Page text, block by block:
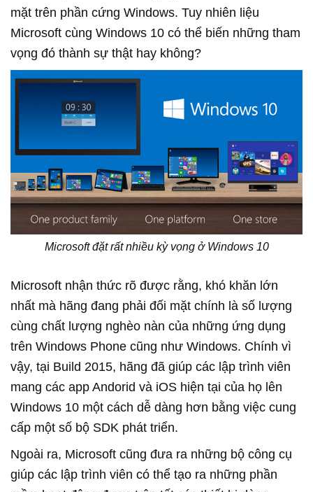
mặt trên phần cứng Windows. Tuy nhiên liệu
Microsoft cùng Windows 10 có thể biến những tham
vọng đó thành sự thật hay không?
Microsoft đặt rất nhiều kỳ vọng ở Windows 10
Microsoft nhận thức rõ được rằng, khó khăn lớn
nhất mà hãng đang phải đối mặt chính là số lượng
cùng chất lượng nghèo nàn của những ứng dụng
trên Windows Phone cũng như Windows. Chính vì
vậy, tại Build 2015, hãng đã giúp các lập trình viên
mang các app Andorid và iOS hiện tại của họ lên
Windows 10 một cách dễ dàng hơn bằng việc cung
cấp một số bộ SDK phát triển.
Ngoài ra, Microsoft cũng đưa ra những bộ công cụ
giúp các lập trình viên có thể tạo ra những phần